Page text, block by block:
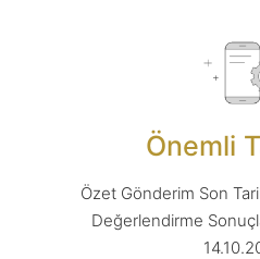
Önemli
Özet Gönderim Son
Değerlendirme